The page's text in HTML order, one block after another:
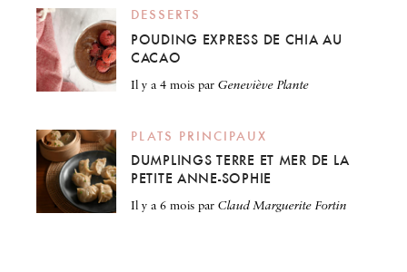
DESSERTS
POUDING EXPRESS DE CHIA AU
CACAO
il y a 4 mois par Geneviève Plante
PLATS PRINCIPAUX
DUMPLINGS TERRE ET MER DE LA
PETITE ANNE-SOPHIE
il y a 6 mois par Claud Marguerite Fortin